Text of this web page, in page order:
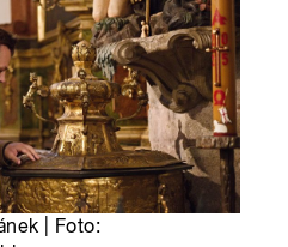
| Foto: